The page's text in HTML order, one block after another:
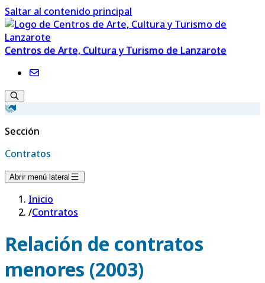
Saltar al contenido principal
Centros de Arte, Cultura y Turismo de Lanzarote
Sección
Contratos
Abrir menú lateral
Inicio
/Contratos
Relación de contratos
menores (2003)